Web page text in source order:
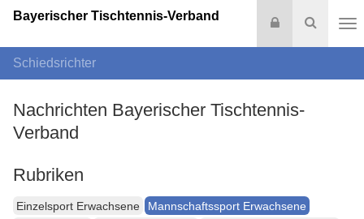
Suche
Login
Bayerischer Tischtennis-Verband
Schiedsrichter
Nachrichten Bayerischer Tischtennis-
Verband
Rubriken
Einzelsport Erwachsene
Mannschaftssport Erwachsene